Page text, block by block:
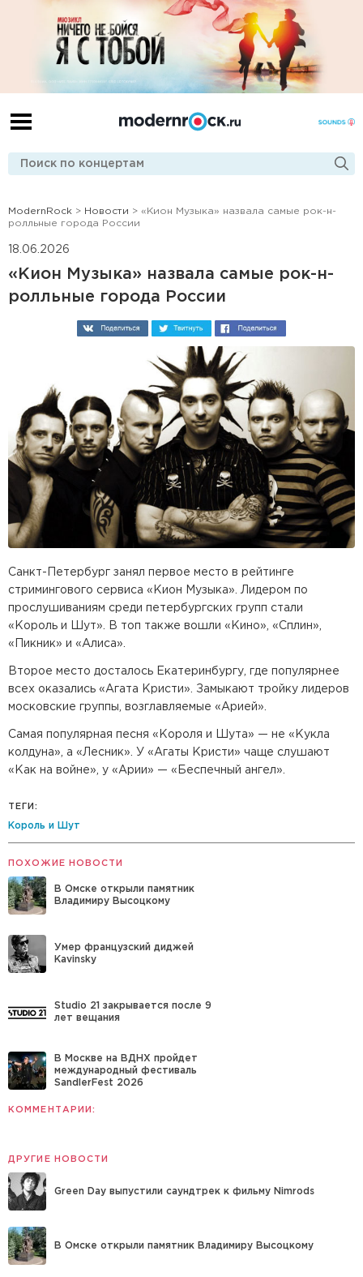
ModernRock > Новости > «Кион Музыка» назвала самые рок-н-
ролльные города России
18.06.2026
«Кион Музыка» назвала самые рок-н-
ролльные города России
Санкт-Петербург занял первое место в рейтинге
стримингового сервиса «Кион Музыка». Лидером по
прослушиваниям среди петербургских групп стали
«Король и Шут». В топ также вошли «Кино», «Сплин»,
«Пикник» и «Алиса».
Второе место досталось Екатеринбургу, где популярнее
всех оказались «Агата Кристи». Замыкают тройку лидеров
московские группы, возглавляемые «Арией».
Самая популярная песня «Короля и Шута» — не «Кукла
колдуна», а «Лесник». У «Агаты Кристи» чаще слушают
«Как на войне», у «Арии» — «Беспечный ангел».
ТЕГИ:
Король и Шут
ПОХОЖИЕ НОВОСТИ
В Омске открыли памятник
Владимиру Высоцкому
Умер французский диджей
Kavinsky
Studio 21 закрывается после 9
лет вещания
В Москве на ВДНХ пройдет
международный фестиваль
SandlerFest 2026
КОММЕНТАРИИ:
ДРУГИЕ НОВОСТИ
Green Day выпустили саундтрек к фильму Nimrods
В Омске открыли памятник Владимиру Высоцкому